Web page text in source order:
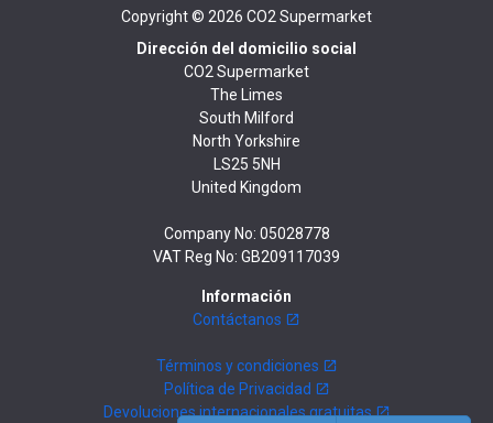
Copyright © 2026 CO2 Supermarket
Dirección del domicilio social
CO2 Supermarket
The Limes
South Milford
North Yorkshire
LS25 5NH
United Kingdom
Company No: 05028778
VAT Reg No: GB209117039
Información
Contáctanos
Términos y condiciones
Política de Privacidad
Devoluciones internacionales gratuitas